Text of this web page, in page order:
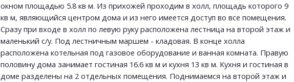
окном площадью 5.8 кв м. Из прихожей проходим в холл, площадь которого 9
кв м, являющийся центром дома и из него имеется доступ во все помещения.
Сразу при входе в холл по левую руку расположена лестница на второй этаж и
маленький с/у. Под лестничным маршем - кладовая. В конце холла
расположена котельная под газовое оборудование и ванная комната. Правую
половину дома занимает гостиная 16.6 кв м и кухня 13 кв м. Кухня и гостиная в
доме разделены на 2 отдельных помещения. Поднимаемся на второй этаж и